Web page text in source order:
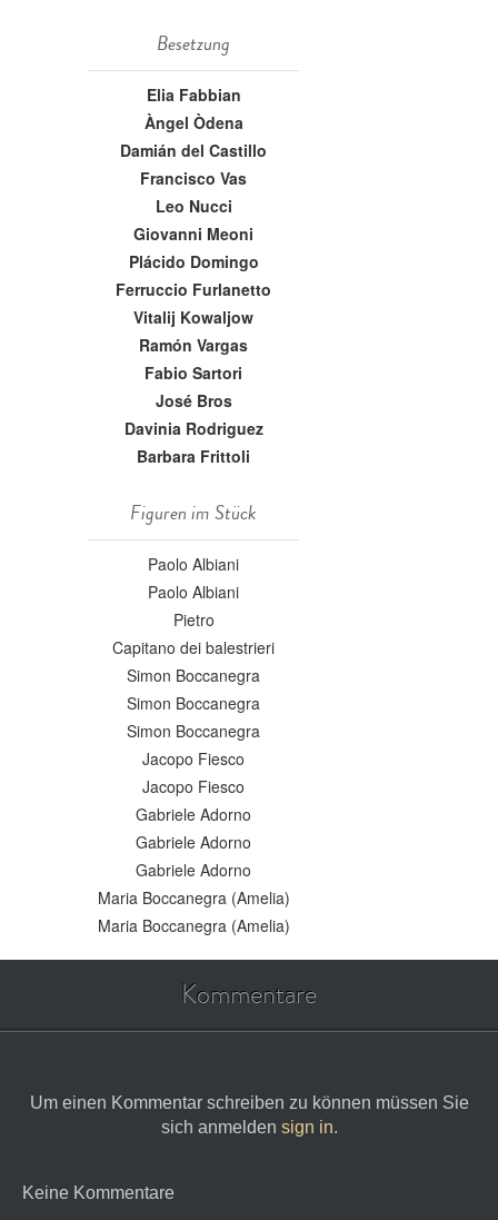
Besetzung
Elia Fabbian
Àngel Òdena
Damián del Castillo
Francisco Vas
Leo Nucci
Giovanni Meoni
Plácido Domingo
Ferruccio Furlanetto
Vitalij Kowaljow
Ramón Vargas
Fabio Sartori
José Bros
Davinia Rodriguez
Barbara Frittoli
Figuren im Stück
Paolo Albiani
Paolo Albiani
Pietro
Capitano dei balestrieri
Simon Boccanegra
Simon Boccanegra
Simon Boccanegra
Jacopo Fiesco
Jacopo Fiesco
Gabriele Adorno
Gabriele Adorno
Gabriele Adorno
Maria Boccanegra (Amelia)
Maria Boccanegra (Amelia)
Kommentare
Um einen Kommentar schreiben zu können müssen Sie
sich anmelden sign in.
Keine Kommentare